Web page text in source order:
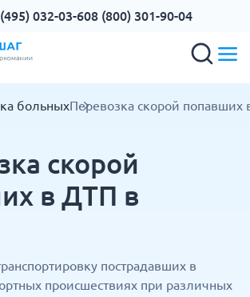
032-03-608 (800) 301-90-04
больныхПеревозка скорой попавших
скорой
в ДТП в
пострадавших в
происшествиях при различных